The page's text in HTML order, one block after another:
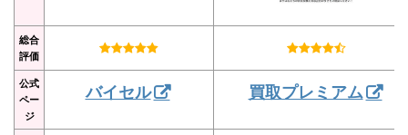
総合
評価
公式
ペー
ジ
バイセル 買取プレミアム